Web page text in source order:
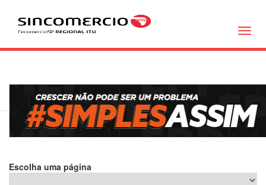
Escolha uma página